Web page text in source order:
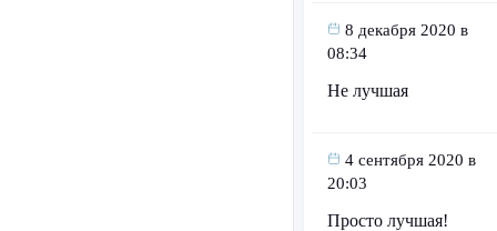
8 декабря 2020 в
08:34
Не лучшая
4 сентября 2020 в
20:03
Просто лучшая!